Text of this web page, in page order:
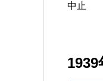
中止
1939